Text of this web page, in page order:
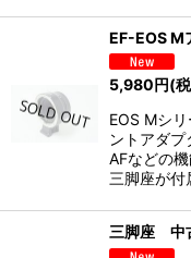
EF-EOS
5,980円(
EOS Mシ
ントアダ
AFなどの
三脚座が
三脚座 中